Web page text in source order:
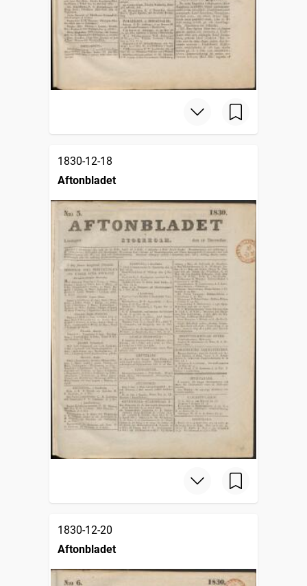
1830-12-18
Aftonbladet
1830-12-20
Aftonbladet